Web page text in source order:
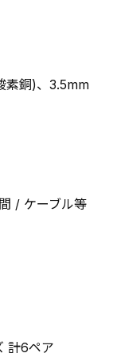
)、3.5mm
ケーブル等
計6ペア